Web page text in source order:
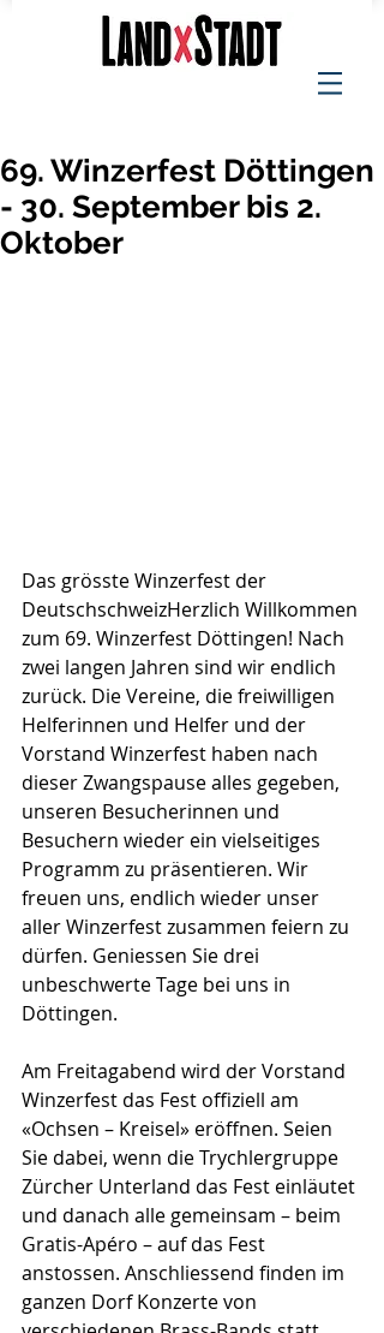
69. Winzerfest Döttingen
- 30. September bis 2.
Oktober
Das grösste Winzerfest der
DeutschschweizHerzlich Willkommen
zum 69. Winzerfest Döttingen! Nach
zwei langen Jahren sind wir endlich
zurück. Die Vereine, die freiwilligen
Helferinnen und Helfer und der
Vorstand Winzerfest haben nach
dieser Zwangspause alles gegeben,
unseren Besucherinnen und
Besuchern wieder ein vielseitiges
Programm zu präsentieren. Wir
freuen uns, endlich wieder unser
aller Winzerfest zusammen feiern zu
dürfen. Genies­sen Sie drei
unbeschwerte Tage bei uns in
Döttingen.
Am Freitagabend wird der Vorstand
Winzerfest das Fest offiziell am
«Ochsen – Kreisel» eröffnen. Seien
Sie dabei, wenn die Trychlergruppe
Zürcher Unterland das Fest einläutet
und danach alle gemeinsam – beim
Gratis-Apéro – auf das Fest
anstossen. Anschliessend finden im
ganzen Dorf Konzerte von